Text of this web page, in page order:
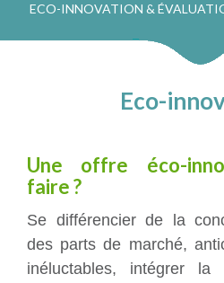
ECO-INNOVATION &
Eco-
Une offre éco-
faire ?
Se différencier de la
des parts de marché,
inéluctables, intégrer la